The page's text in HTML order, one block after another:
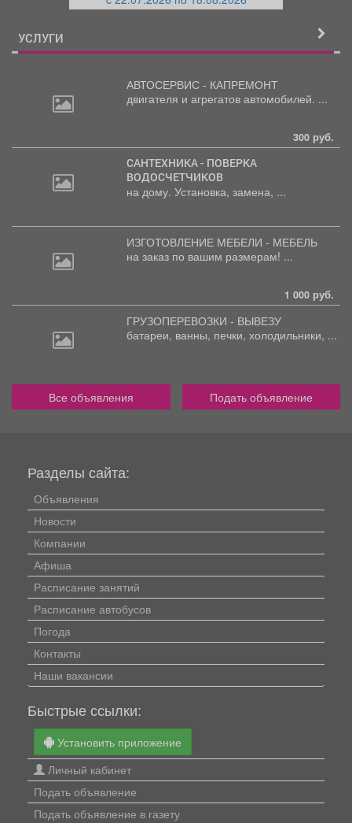
УСЛУГИ
АВТОСЕРВИС - КАПРЕМОНТ
двигателя и агрегатов автомобилей. ...
300 руб.
САНТЕХНИКА - ПОВЕРКА
ВОДОСЧЕТЧИКОВ
на дому. Установка, замена, ...
ИЗГОТОВЛЕНИЕ МЕБЕЛИ - МЕБЕЛЬ
на заказ по вашим размерам! ...
1 000 руб.
ГРУЗОПЕРЕВОЗКИ - ВЫВЕЗУ
батареи, ванны, печки, холодильники, ...
Все объявления Подать объявление
Разделы сайта:
Объявления
Новости
Компании
Афиша
Расписание занятий
Расписание автобусов
Погода
Контакты
Наши вакансии
Быстрые ссылки:
Установить приложение
Личный кабинет
Подать объявление
Подать объявление в газету